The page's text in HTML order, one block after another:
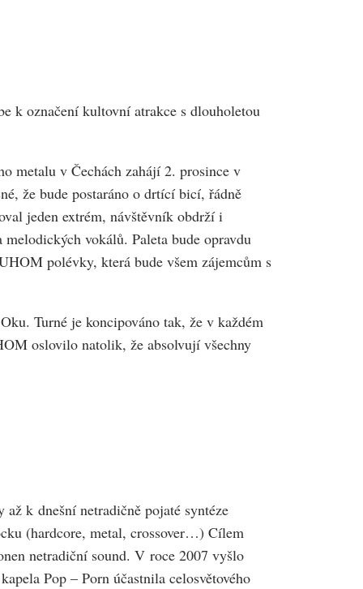
k označení kultovní atrakce s dlouholetou
metalu v Čechách zahájí 2. prosince v
že bude postaráno o drtící bicí, řádně
jeden extrém, návštěvník obdrží i
vokálů. Paleta bude opravdu
polévky, která bude všem zájemcům s
Turné je koncipováno tak, že v každém
oslovilo natolik, že absolvují všechny
k dnešní netradičně pojaté syntéze
(hardcore, metal, crossover…) Cílem
netradiční sound. V roce 2007 vyšlo
Pop – Porn účastnila celosvětového